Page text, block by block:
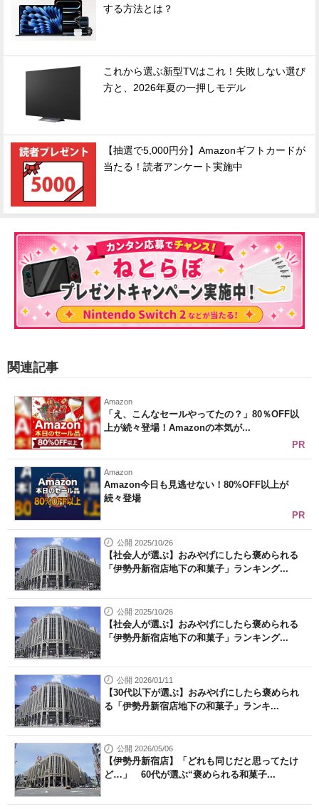
する方法とは？
これから選ぶ新型TVはこれ！失敗しない選び
方と、2026年夏の一押しモデル
【抽選で5,000円分】Amazonギフトカードが
当たる！読者アンケート実施中
関連記事
Amazon
「え、こんなセールやってたの？」80％OFF以
上が続々登場！Amazonの本気が...
PR
Amazon
Amazon今日も見逃せない！80%OFF以上が
続々登場
PR
公開 2025/10/26
【社会人が選ぶ】おみやげにしたら褒められる
「伊勢丹新宿店地下の和菓子」ランキング...
公開 2025/10/26
【社会人が選ぶ】おみやげにしたら褒められる
「伊勢丹新宿店地下の和菓子」ランキング...
公開 2026/01/11
【30代以下が選ぶ】おみやげにしたら褒められ
る「伊勢丹新宿店地下の和菓子」ランキ...
公開 2026/05/06
【伊勢丹新宿店】「どれも同じだと思ってたけ
ど…」 60代が選ぶ“褒められる和菓子...